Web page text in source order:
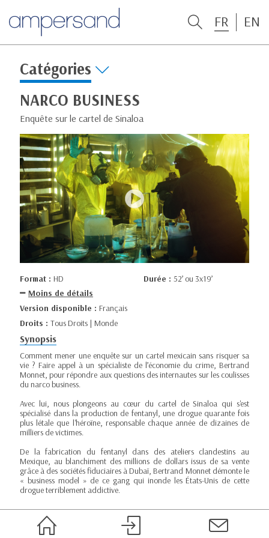
FR EN
Catégories
NARCO BUSINESS
Enquête sur le cartel de Sinaloa
Format : HD Durée : 52’ ou 3x19’
Moins de détails
Version disponible : Français
Droits : Tous Droits | Monde
Synopsis
Comment mener une enquête sur un cartel mexicain sans risquer sa
vie ? Faire appel à un spécialiste de l’économie du crime, Bertrand
Monnet, pour répondre aux questions des internautes sur les coulisses
du narco business.
Avec lui, nous plongeons au cœur du cartel de Sinaloa qui s'est
spécialisé dans la production de fentanyl, une drogue quarante fois
plus létale que l'héroïne, responsable chaque année de dizaines de
milliers de victimes.
De la fabrication du fentanyl dans des ateliers clandestins au
Mexique, au blanchiment des millions de dollars issus de sa vente
grâce à des sociétés fiduciaires à Dubaï, Bertrand Monnet démonte le
« business model » de ce gang qui inonde les États-Unis de cette
drogue terriblement addictive.